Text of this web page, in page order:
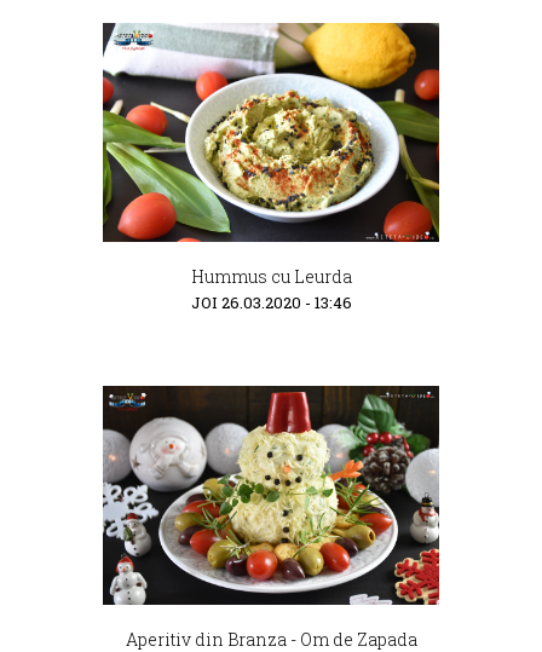
Hummus cu Leurda
JOI 26.03.2020 - 13:46
Aperitiv din Branza - Om de Zapada